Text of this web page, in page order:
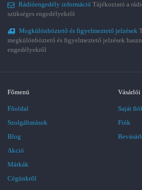
Rádióengedély információ Tájékoztató a
szükséges engedélyekről
Megkülönböztető és figyelmeztető jelzések
megkülönböztető és figyelmeztető jelzések
engedélyekről
Főmenü
Főoldal
Szolgáltatások
Blog
Akció
Márkák
Cégünkről
Saját
Fiók